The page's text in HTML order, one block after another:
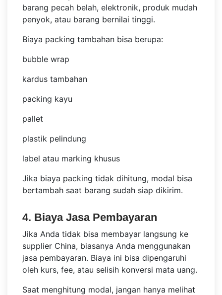
barang pecah belah, elektronik, produk mudah
penyok, atau barang bernilai tinggi.
Biaya packing tambahan bisa berupa:
bubble wrap
kardus tambahan
packing kayu
pallet
plastik pelindung
label atau marking khusus
Jika biaya packing tidak dihitung, modal bisa
bertambah saat barang sudah siap dikirim.
4. Biaya Jasa Pembayaran
Jika Anda tidak bisa membayar langsung ke
supplier China, biasanya Anda menggunakan
jasa pembayaran. Biaya ini bisa dipengaruhi
oleh kurs, fee, atau selisih konversi mata uang.
Saat menghitung modal, jangan hanya melihat